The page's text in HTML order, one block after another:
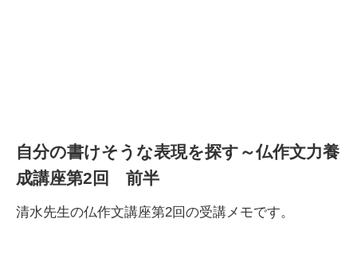
自分の書けそうな表現を探す～仏作文力養
成講座第2回 前半
清水先生の仏作文講座第2回の受講メモです。